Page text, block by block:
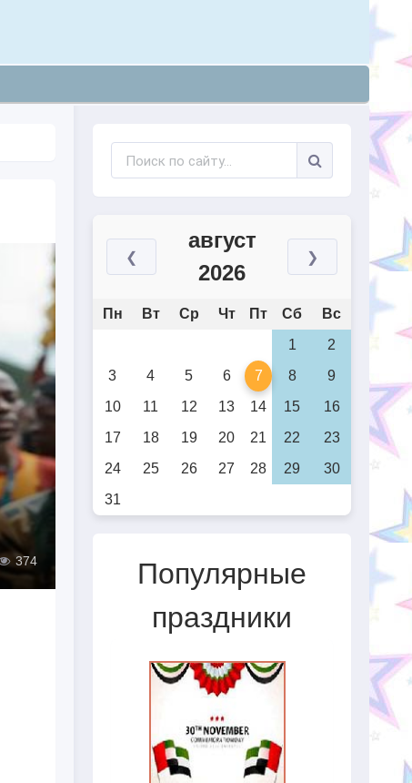
374
❮
август
2026
❯
Пн Вт Ср Чт Пт Сб
Вс
1
2
3
4 5 6 7 8
9
10
11 12 13 14 15
16
17
18 19 20 21 22
23
24
25 26 27 28 29
30
31
Популярные
праздники